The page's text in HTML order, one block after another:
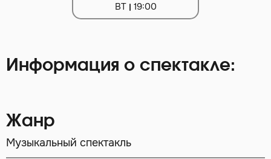
ВТ 19:00
Информация о спектакле:
Жанр
Музыкальный спектакль